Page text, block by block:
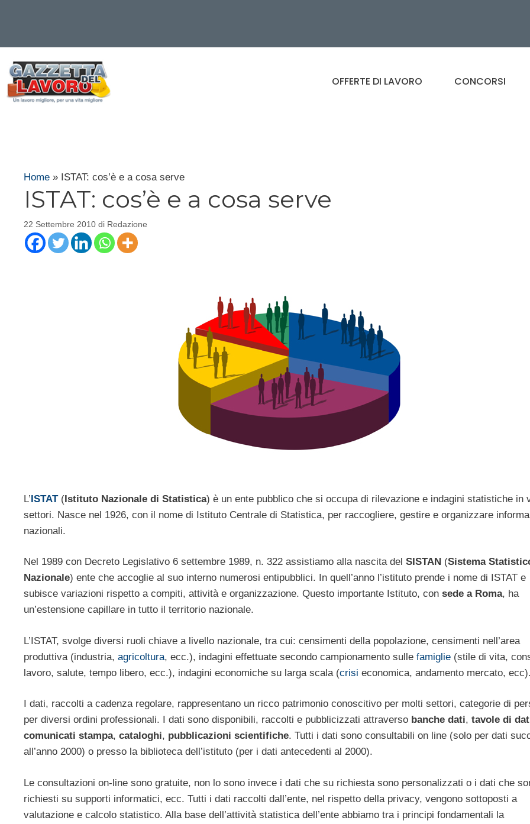
contenuto
OFFERTE DI LAVORO CONCORSI
Home » ISTAT: cos’è e a cosa serve
ISTAT: cos’è e a cosa serve
22 Settembre 2010 di Redazione
L’ISTAT(Istituto Nazionale di Statistica) è un ente pubblico che si occupa di rilevazione e indagini statistiche in
settori. Nasce nel 1926, con il nome di Istituto Centrale di Statistica, per raccogliere, gestire e organizzare
nazionali.
Nel 1989 con Decreto Legislativo 6 settembre 1989, n. 322 assistiamo alla nascita del SISTAN (Sistema
Nazionale) ente che accoglie al suo interno numerosi entipubblici. In quell’anno l’istituto prende i nome di ISTAT e
subisce variazioni rispetto a compiti, attività e organizzazione. Questo importante Istituto, con sede a Roma, ha
un’estensione capillare in tutto il territorio nazionale.
L’ISTAT, svolge diversi ruoli chiave a livello nazionale, tra cui: censimenti della popolazione, censimenti nell’area
produttiva (industria, agricoltura, ecc.), indagini effettuate secondo campionamento sulle famiglie (stile di vita,
lavoro, salute, tempo libero, ecc.), indagini economiche su larga scala (crisi economica, andamento mercato, ecc).
I dati, raccolti a cadenza regolare, rappresentano un ricco patrimonio conoscitivo per molti settori, categorie di
per diversi ordini professionali. I dati sono disponibili, raccolti e pubblicizzati attraverso banche dati, tavole di
comunicati stampa, cataloghi, pubblicazioni scientifiche. Tutti i dati sono consultabili on line (solo per dati
all’anno 2000) o presso la biblioteca dell’istituto (per i dati antecedenti al 2000).
Le consultazioni on-line sono gratuite, non lo sono invece i dati che su richiesta sono personalizzati o i dati che
richiesti su supporti informatici, ecc. Tutti i dati raccolti dall’ente, nel rispetto della privacy, vengono sottoposti a
valutazione e calcolo statistico. Alla base dell’attività statistica dell’ente abbiamo tra i principi fondamentali la